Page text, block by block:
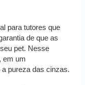
para tutores que
de que as
pet. Nesse
em um
pureza das cinzas.